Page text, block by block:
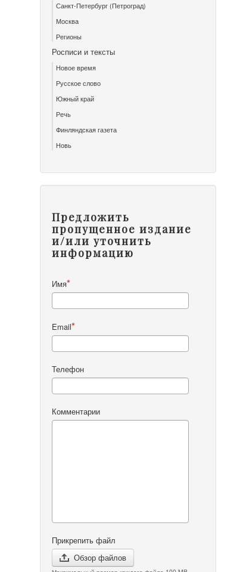
Санкт-Петербург (Петроград)
Москва
Регионы
Росписи и тексты
Новое время
Русское слово
Южный край
Речь
Финляндская газета
Новь
Предложить
пропущенное издание
и/или уточнить
информацию
Имя
Email
Телефон
Комментарии
Прикрепить файл
Обзор файлов